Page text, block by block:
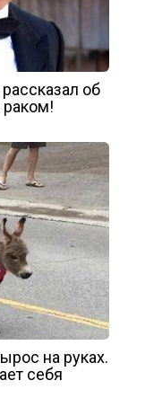
об
на руках.
себя